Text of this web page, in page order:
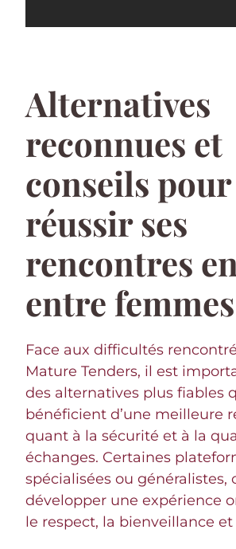
Alternatives
reconnues et
conseils pour
réussir ses
rencontres
entre femmes
Face aux difficultés
Mature Tenders, il est
des alternatives plus fiables
bénéficient d’une meilleure
quant à la sécurité et à la
échanges. Certaines
spécialisées ou généralistes,
développer une expérience
le respect, la bienveillance